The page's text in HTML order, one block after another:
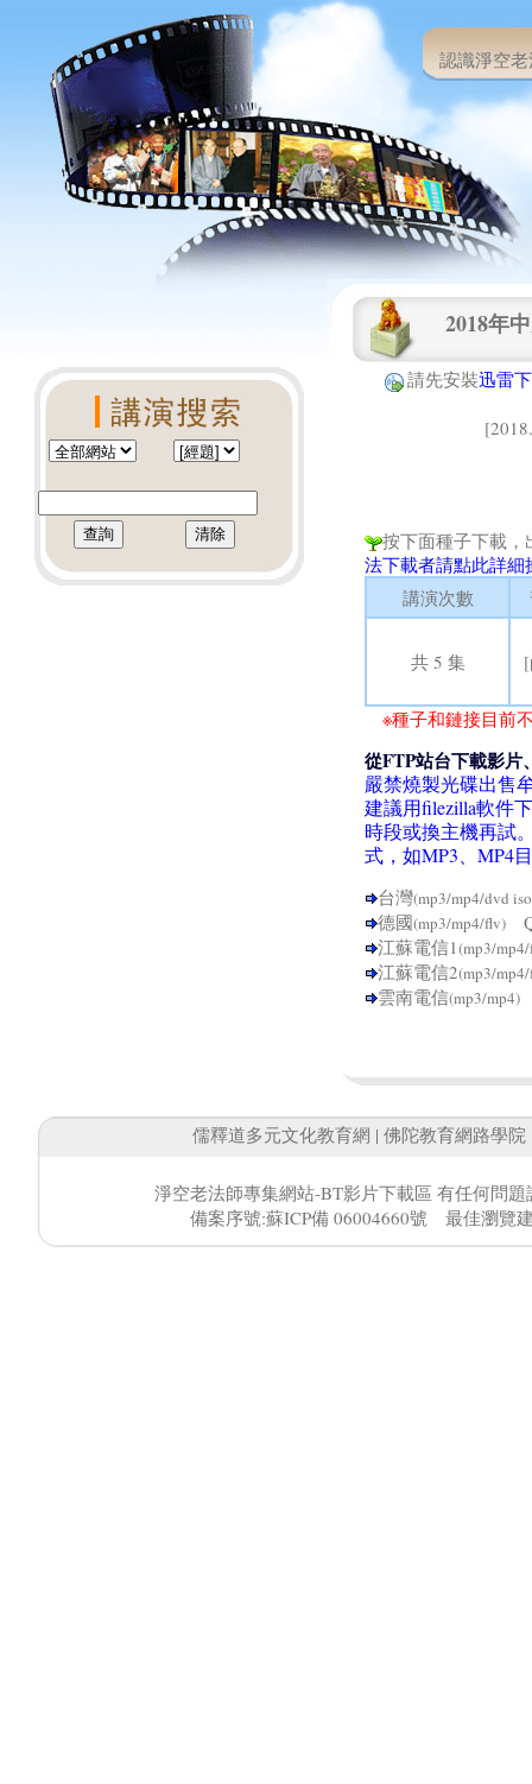
認識淨空
2018年
請先安裝迅雷
按下面種子下載，
法下載者請點此詳細
講演次數
共 5 集
※種子和鏈接目前
從FTP站台下載影片
嚴禁燒製光碟出售
建議用filezilla軟件
時段或換主機再試
式，如MP3、MP4
台灣(mp3/mp4/dvd
德國(mp3/mp4/flv)
江蘇電信1(mp3/
江蘇電信2(mp3/
雲南電信(mp3/mp4)
儒釋道多元文化教育網 | 佛陀教育網路學院
淨空老法師專集網站-BT影片下載區 有任何問題
備案序號:蘇ICP備 06004660號 最佳瀏覽